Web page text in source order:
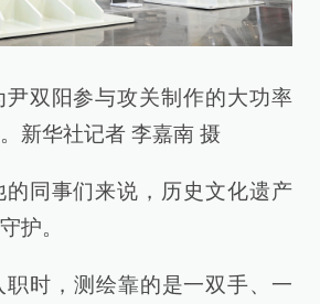
尹双阳参与攻关制作的大功率
新华社记者 李嘉南 摄
的同事们来说，历史文化遗产
护。
职时，测绘靠的是一双手、一